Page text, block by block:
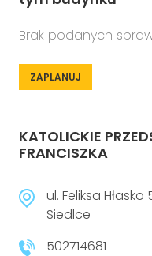
Brak podanych
ZAPLANUJ
KATOLICKIE
FRANCISZKA
ul. Feliksa Hłasko
Siedlce
502714681